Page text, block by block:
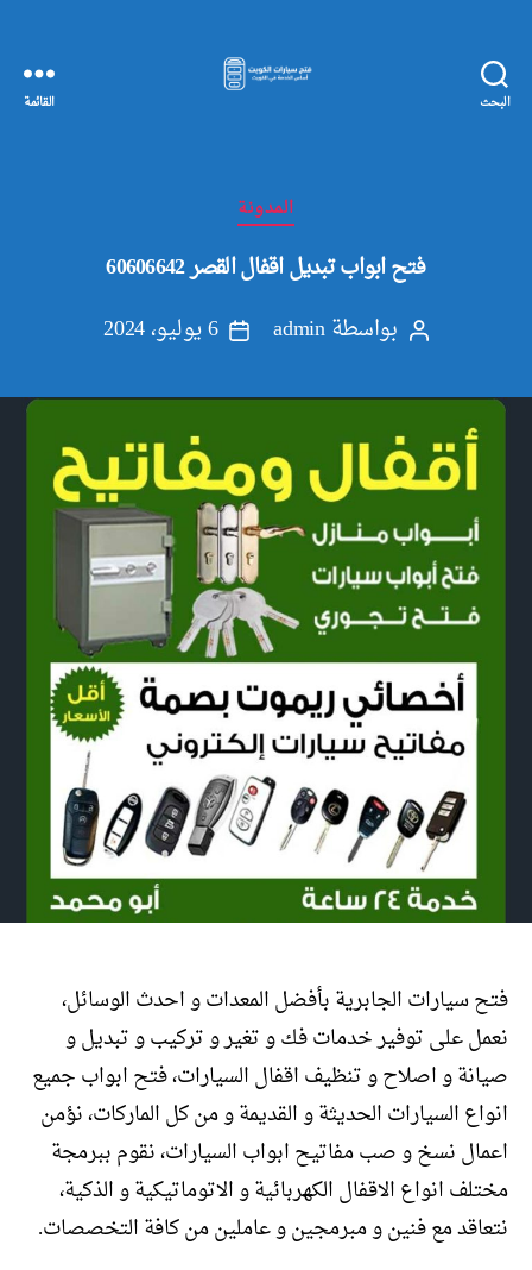
البحث
الكويت
القائمة
التصنيفاتالمدونة
فتح ابواب تبديل اقفال القصر 60606642
كاتببواسطةadmin
تاريخ
6 يوليو، 2024
فتح سيارات الجابرية بأفضل المعدات و احدث الوسائل،
نعمل على توفير خدمات فك و تغير و تركيب و تبديل و
صيانة و اصلاح و تنظيف اقفال السيارات، فتح ابواب جميع
انواع السيارات الحديثة و القديمة و من كل الماركات، نؤمن
اعمال نسخ و صب مفاتيح ابواب السيارات، نقوم ببرمجة
مختلف انواع الاقفال الكهربائية و الاتوماتيكية و الذكية،
نتعاقد مع فنين و مبرمجين و عاملين من كافة التخصصات.